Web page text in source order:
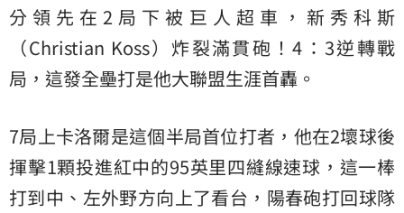
分領先在2局下被巨人超車，新秀科斯
（Christian Koss）炸裂滿貫砲！4：3逆轉戰
局，這發全壘打是他大聯盟生涯首轟。
7局上卡洛爾是這個半局首位打者，他在2壞球後
揮擊1顆投進紅中的95英里四縫線速球，這一棒
打到中、左外野方向上了看台，陽春砲打回球隊